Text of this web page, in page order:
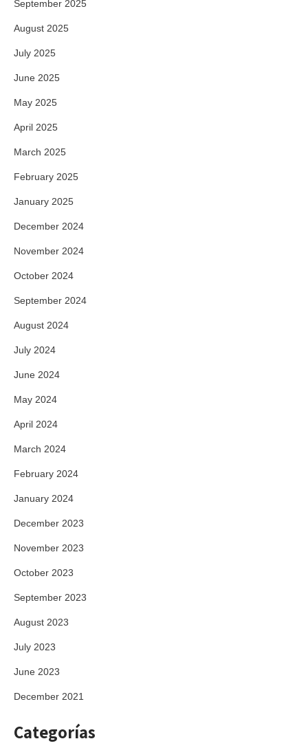
September 2025
August 2025
July 2025
June 2025
May 2025
April 2025
March 2025
February 2025
January 2025
December 2024
November 2024
October 2024
September 2024
August 2024
July 2024
June 2024
May 2024
April 2024
March 2024
February 2024
January 2024
December 2023
November 2023
October 2023
September 2023
August 2023
July 2023
June 2023
December 2021
Categorías